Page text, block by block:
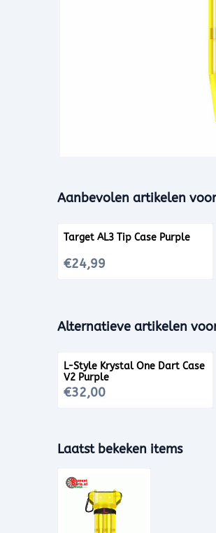
Aanbevolen artikelen
Target AL3 Tip Case Purple
Prijs: 24,99
€24,99
Alternatieve artikelen
L-Style Krystal One Dart Case
V2 Purple
Prijs: 32,00
€32,00
Laatst bekeken items